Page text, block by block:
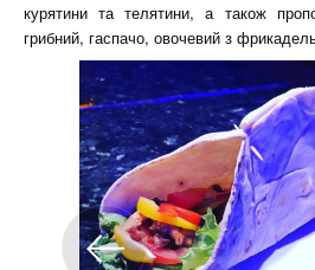
курятини та телятини, а також
грибний, гаспачо, овочевий з